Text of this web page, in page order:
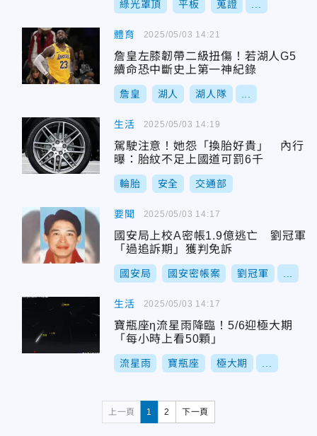
綠光罩頂 平板 蒐證
體育
詹皇左膝韌帶二級扭傷！若湖人G5
續命恐中斷史上第一神紀錄
詹皇 湖人 湖人隊
2025/05/03 14:21
生活
駕駛注意！她怨「換胎好貴」 內行
曝：胎紋不足上國道可罰6千
輪胎 安全 交通部
2025/05/03 14:19
要聞
國安局上校A密帳1.9億逃亡 劉冠軍
「過追訴期」獲判免訴
國安局 國安密帳案 劉冠軍
2025/05/03 14:17
生活
寶瓶座η流星雨降臨！5/6迎極大期
「每小時上看50顆」
流星雨 寶瓶座 極大期
2025/05/03 14:17
上一頁 1 2 下一頁